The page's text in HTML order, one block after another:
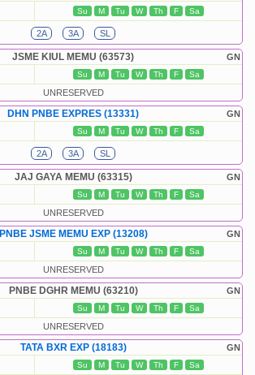
Su M Tu W Th F Sa
2A 3A SL
GN
JSME KIUL MEMU (63573)
Su M Tu W Th F Sa
UNRESERVED
GN
DHN PNBE EXPRES (13331)
Su M Tu W Th F Sa
2A 3A SL
GN
JAJ GAYA MEMU (63315)
Su M Tu W Th F Sa
UNRESERVED
GN
PNBE JSME MEMU EXP (13208)
Su M Tu W Th F Sa
UNRESERVED
GN
PNBE DGHR MEMU (63210)
Su M Tu W Th F Sa
UNRESERVED
GN
TATA BXR EXP (18183)
Su M Tu W Th F Sa